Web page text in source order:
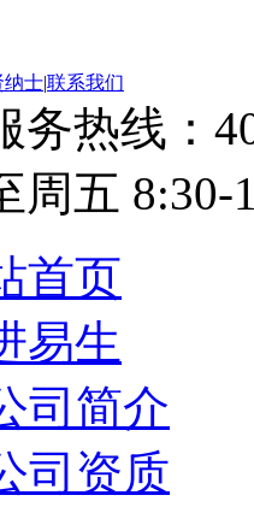
纳士|联系我们
务热线：
周五 8:30-
首页
易生
司简介
司资质